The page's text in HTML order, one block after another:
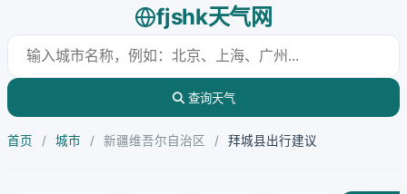
fjshk天气网
查询天气
首页 / 城市 / 新疆维吾尔自治区 / 拜城县出行建议